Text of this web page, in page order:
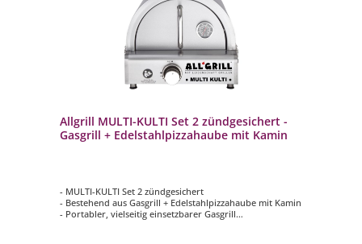
Allgrill MULTI-KULTI Set 2 zündgesichert -
Gasgrill + Edelstahlpizzahaube mit Kamin
- MULTI-KULTI Set 2 zündgesichert
- Bestehend aus Gasgrill + Edelstahlpizzahaube mit Kamin
- Portabler, vielseitig einsetzbarer Gasgrill